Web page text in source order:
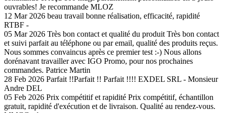
ouvrables! Je recommande MLOZ
12 Mar 2026 beau travail bonne réalisation, efficacité, rapidité
RTBF -
05 Mar 2026 Très bon contact et qualité du produit Très bon contact
et suivi parfait au téléphone ou par email, qualité des produits reçus.
Nous sommes convaincus après ce premier test :-) Nous allons
dorénavant travailler avec IGO Promo, pour nos prochaines
commandes. Patrice Martin
28 Feb 2026 Parfait !!Parfait !! Parfait !!!! EXDEL SRL - Monsieur
Andre DEL
05 Feb 2026 Prix compétitif et rapidité Prix compétitif, échantillon
gratuit, rapidité d'exécution et de livraison. Qualité au rendez-vous.